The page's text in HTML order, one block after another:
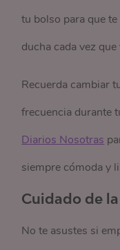
tu bolso para que
ducha cada vez
Recuerda cambiar
frecuencia durante
Diarios Nosotras
siempre cómoda y
Cuidado de
No te asustes si